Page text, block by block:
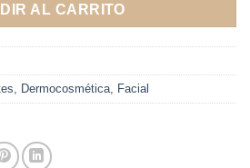
AL CARRITO
Dermocosmética Facial